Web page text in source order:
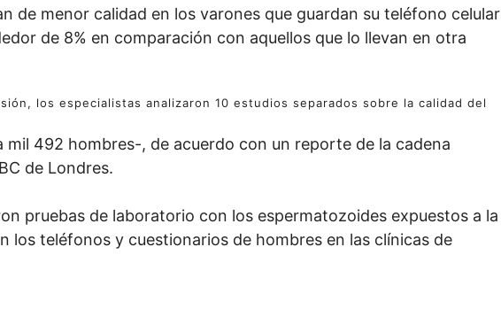
de menor calidad en los varones que guardan su teléfono celular
de 8% en comparación con aquellos que lo llevan en otra
los especialistas analizaron 10 estudios separados sobre la calidad del
mil 492 hombres-, de acuerdo con un reporte de la cadena
de Londres.
pruebas de laboratorio con los espermatozoides expuestos a la
los teléfonos y cuestionarios de hombres en las clínicas de